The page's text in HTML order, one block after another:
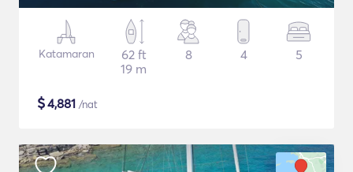
Katamaran
62 ft
19 m
8 4 5
$4,881 /nat